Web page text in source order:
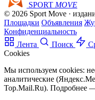
SPORT MOVE
© 2026 Sport Move ·
Площадки Объявления
Конфиденциальность
Лента
Поиск
Cookies
Мы используем cookies:
аналитические
Top.Mail.Ru). Подробнее